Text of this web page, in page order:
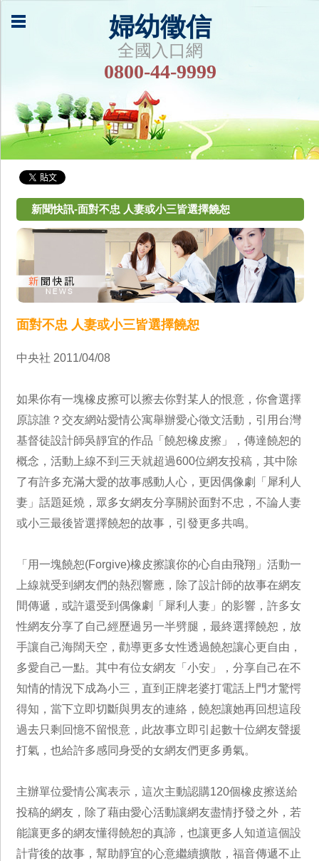
婦幼徵信
全國入口網
0800-44-9999
新聞快訊-面對不忠 人妻或小三皆選擇饒恕
面對不忠 人妻或小三皆選擇饒恕
中央社 2011/04/08
如果你有一塊橡皮擦可以擦去你對某人的恨意，你會選擇
原諒誰？交友網站愛情公寓舉辦愛心徵文活動，引用台灣
基督徒設計師吳靜宜的作品「饒恕橡皮擦」，傳達饒恕的
概念，活動上線不到三天就超過600位網友投稿，其中除
了有許多充滿大愛的故事感動人心，更因偶像劇「犀利人
妻」話題延燒，眾多女網友分享關於面對不忠，不論人妻
或小三最後皆選擇饒恕的故事，引發更多共鳴。
「用一塊饒恕(Forgive)橡皮擦讓你的心自由飛翔」活動一
上線就受到網友們的熱烈響應，除了設計師的故事在網友
間傳遞，或許還受到偶像劇「犀利人妻」的影響，許多女
性網友分享了自己經歷過另一半劈腿，最終選擇饒恕，放
手讓自己海闊天空，勸導更多女性透過饒恕讓心更自由，
多愛自己一點。其中有位女網友「小安」，分享自己在不
知情的情況下成為小三，直到正牌老婆打電話上門才驚愕
得知，當下立即切斷與男友的連絡，饒恕讓她再回想這段
過去只剩回憶不留恨意，此故事立即引起數十位網友聲援
打氣，也給許多感同身受的女網友們更多勇氣。
主辦單位愛情公寓表示，這次主動認購120個橡皮擦送給
投稿的網友，除了藉由愛心活動讓網友盡情抒發之外，若
能讓更多的網友懂得饒恕的真諦，也讓更多人知道這個設
計背後的故事，幫助靜宜的心意繼續擴散，福音傳遞不止